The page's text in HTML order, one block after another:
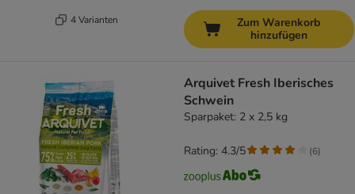
4 Varianten
Zum Warenkorb
hinzufügen
Arquivet Fresh Iberisches
Schwein
Sparpaket: 2 x 2,5 kg
Rating: 4.3/5 (6)